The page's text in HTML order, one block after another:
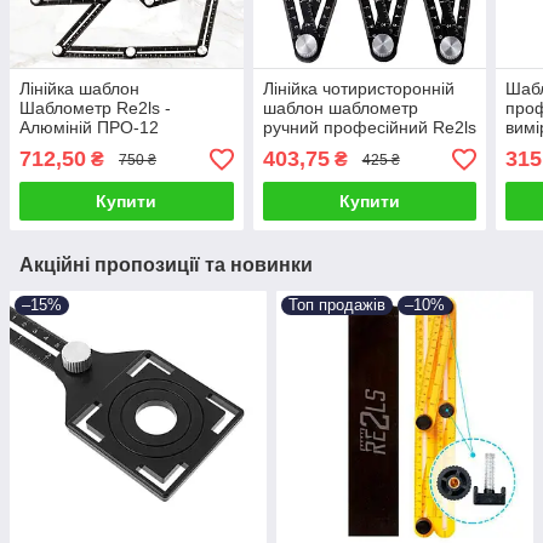
Лінійка шаблон
Шаблометр Re2ls -
Алюміній ПРО-12
712,50 ₴ 750 ₴
Купити
Лінійка чотиристоронній
шаблон шаблометр
ручний професійний Re2ls
403,75₴ 425 ₴
Купити
315
Акційні пропозиції та новинки
–15% Топ продажів –10%